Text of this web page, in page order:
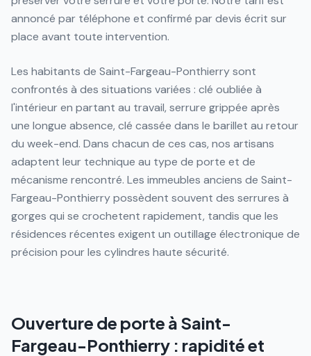
annoncé par téléphone et confirmé par devis écrit sur
place avant toute intervention.
Les habitants de Saint-Fargeau-Ponthierry sont
confrontés à des situations variées : clé oubliée à
l'intérieur en partant au travail, serrure grippée après
une longue absence, clé cassée dans le barillet au retour
du week-end. Dans chacun de ces cas, nos artisans
adaptent leur technique au type de porte et de
mécanisme rencontré. Les immeubles anciens de Saint-
Fargeau-Ponthierry possèdent souvent des serrures à
gorges qui se crochetent rapidement, tandis que les
résidences récentes exigent un outillage électronique de
précision pour les cylindres haute sécurité.
Ouverture de porte à Saint-
Fargeau-Ponthierry : rapidité et